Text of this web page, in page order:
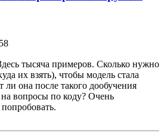
тысяча примеров. Сколько нужно
их взять), чтобы модель стала
ли она после такого дообучения
на вопросы по коду? Очень